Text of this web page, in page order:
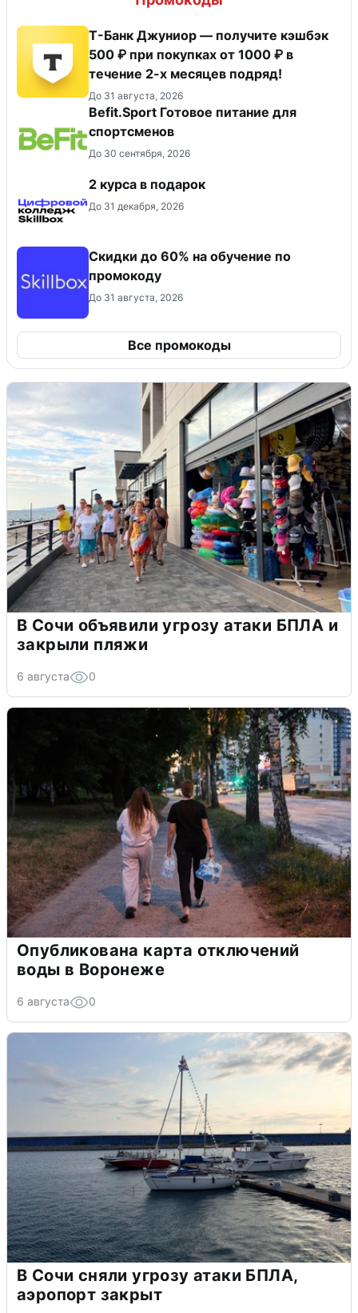
Т-Банк Джуниор — получите кэшбэк
500 ₽ при покупках от 1000 ₽ в
течение 2-х месяцев подряд!
До 31 августа, 2026
Befit.Sport Готовое питание для
спортсменов
До 30 сентября, 2026
2 курса в подарок
До 31 декабря, 2026
Скидки до 60% на обучение по
промокоду
До 31 августа, 2026
Все промокоды
В Сочи объявили угрозу атаки БПЛА и
закрыли пляжи
6 августа 0
Опубликована карта отключений
воды в Воронеже
6 августа 0
В Сочи сняли угрозу атаки БПЛА,
аэропорт закрыт